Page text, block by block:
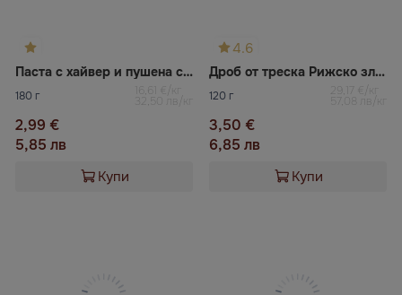
Паста с хайвер и пушена сьомга САНТА БРЕМОР
180 г 16,61 €/кг
32,50 лв/кг
2,99 €
5,85 лв
Купи
4.6
Дроб от треска Рижско злато
120 г 29,17 €/кг
57,08 лв/кг
3,50 €
6,85 лв
Купи